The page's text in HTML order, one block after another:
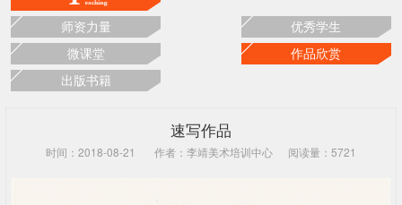
师资力量
优秀学生
微课堂
作品欣赏
出版书籍
速写作品
时间：2018-08-21 作者：李靖美术培训中心 阅读量：5721